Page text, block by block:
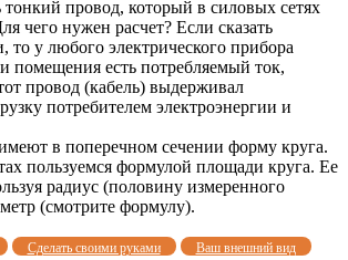
тонкий провод, который в силовых сетях
чего нужен расчет? Если сказать
то у любого электрического прибора
помещения есть потребляемый ток,
провод (кабель) выдерживал
потребителем электроэнергии и
в поперечном сечении форму круга.
пользуемся формулой площади круга. Ее
радиус (половину измеренного
(смотрите формулу).
Сделать своими руками Ваш внешний вид